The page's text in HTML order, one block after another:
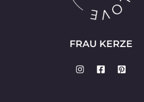
FRAU KERZE